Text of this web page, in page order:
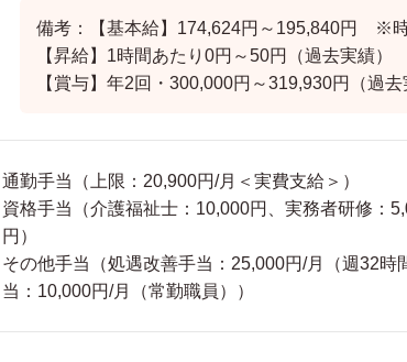
備考：【基本給】174,624円～195,840円 ※
【昇給】1時間あたり0円～50円（過去実績）
【賞与】年2回・300,000円～319,930円（過去
通勤手当（上限：20,900円/月＜実費支給＞）
資格手当（介護福祉士：10,000円、実務者研修：
円）
その他手当（処遇改善手当：25,000円/月（週32時
当：10,000円/月（常勤職員））